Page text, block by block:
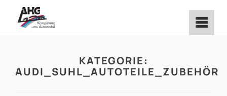
springen
KATEGORIE:
AUDI_SUHL_AUTOTEILE_ZUBEHÖR